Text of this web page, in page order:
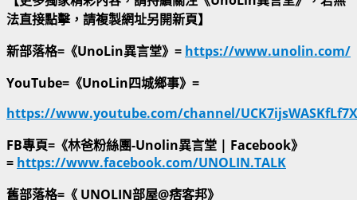
法直接點擊，請複製網址另開新頁】
新部落格=《UnoLin異言堂》= https://www.unolin.com/
YouTube=《UnoLin四城鄉事》=
https://www.youtube.com/channel/
FB專頁=《林爸粉絲團-Unolin異言堂 | Facebook》
= https://www.facebook.com/UNOLIN.TALK
舊部落格=《 UNOLIN部屋@痞客邦》